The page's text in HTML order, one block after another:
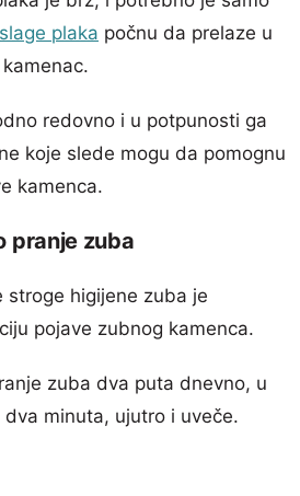
plaka počnu da prelaze u
redovno i u potpunosti ga
koje slede mogu da pomognu
kamenca.
pranje zuba
stroge higijene zuba je
pojave zubnog kamenca.
zuba dva puta dnevno, u
minuta, ujutro i uveče.